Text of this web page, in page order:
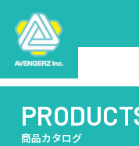
商品カタログ